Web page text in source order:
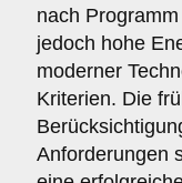
nach
jedoch hohe
moderner
Kriterien. Die
Anforderungen